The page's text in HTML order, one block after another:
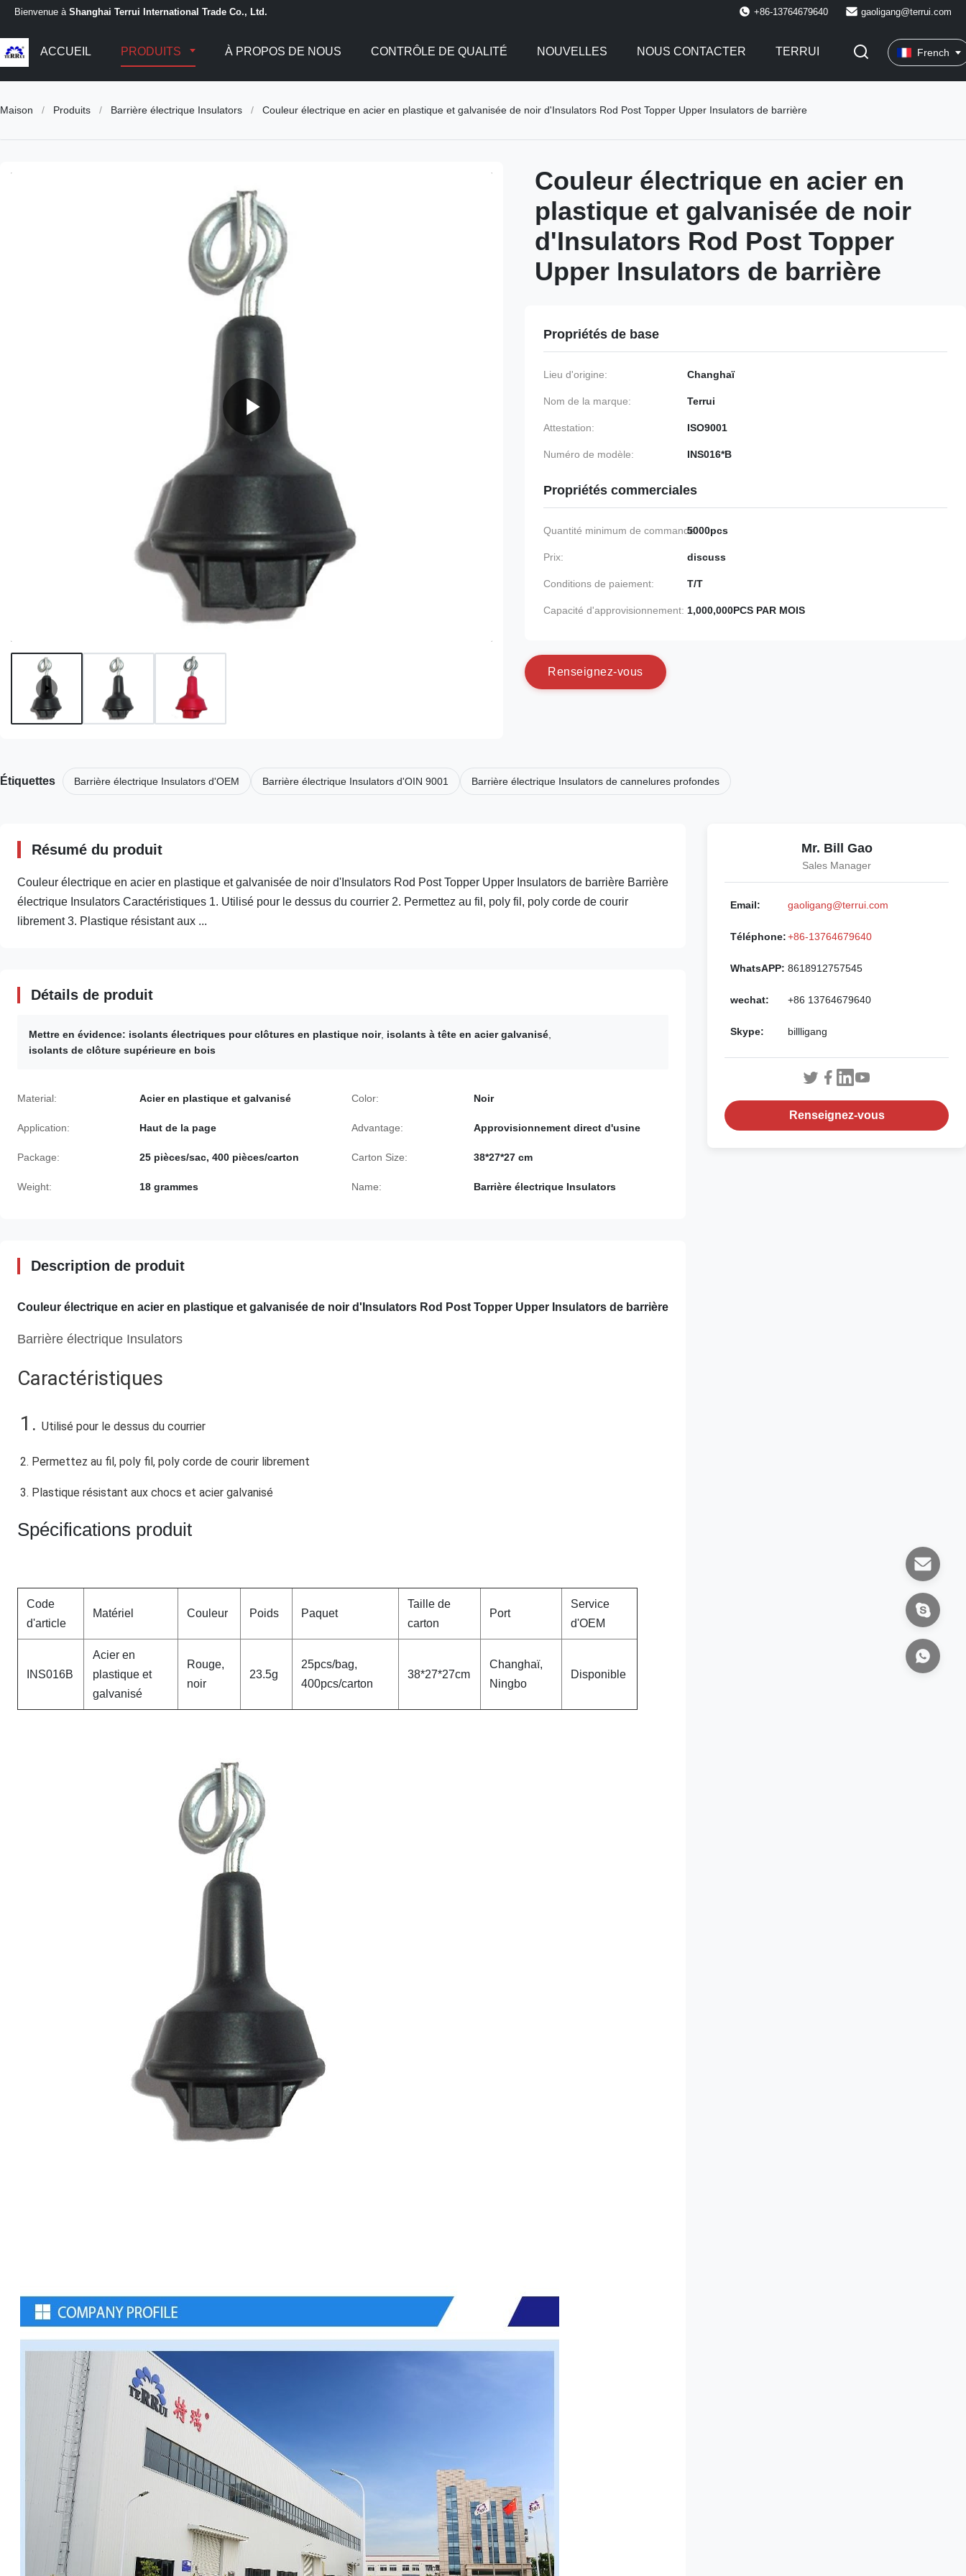
Bienvenue à Shanghai Terrui International Trade Co., Ltd. +86-13764679640 gaoligang@terrui.com
ACCUEIL PRODUITS À PROPOS DE NOUS CONTRÔLE DE QUALITÉ NOUVELLES NOUS CONTACTER TERRUI French
Maison / Produits / Barrière électrique Insulators / Couleur électrique en acier en plastique et galvanisée de noir d'Insulators Rod Post Topper Upper Insulators de barrière
Couleur électrique en acier en
plastique et galvanisée de noir
d'Insulators Rod Post Topper
Upper Insulators de barrière
Propriétés de base
Lieu d'origine: Changhaï
Nom de la marque: Terrui
Attestation: ISO9001
Numéro de modèle: INS016*B
Propriétés commerciales
Quantité minimum de commande:5000pcs
Prix: discuss
Conditions de paiement: T/T
Capacité d'approvisionnement: 1,000,000PCS PAR MOIS
Renseignez-vous
Étiquettes Barrière électrique Insulators d'OEM Barrière électrique Insulators d'OIN 9001 Barrière électrique Insulators de cannelures profondes
Résumé du produit
Couleur électrique en acier en plastique et galvanisée de noir d'Insulators Rod Post Topper Upper Insulators de barrière Barrière
électrique Insulators Caractéristiques 1. Utilisé pour le dessus du courrier 2. Permettez au fil, poly fil, poly corde de courir
librement 3. Plastique résistant aux ...
Détails de produit
Mettre en évidence: isolants électriques pour clôtures en plastique noir, isolants à tête en acier galvanisé
isolants de clôture supérieure en bois
Material: Acier en plastique et galvanisé Color: Noir
Application: Haut de la page Advantage: Approvisionnement direct d'usine
Package: 25 pièces/sac, 400 pièces/carton Carton Size: 38*27*27 cm
Weight: 18 grammes Name: Barrière électrique Insulators
Description de produit
Couleur électrique en acier en plastique et galvanisée de noir d'Insulators Rod Post Topper Upper Insulators de barrière
Barrière électrique Insulators
Caractéristiques
1. Utilisé pour le dessus du courrier
2. Permettez au fil, poly fil, poly corde de courir librement
3. Plastique résistant aux chocs et acier galvanisé
Spécifications produit
Code
d'article
Matériel Couleur Poids Paquet
Taille de
carton
Port
Service
d'OEM
INS016B
Acier en
plastique et
galvanisé
Rouge,
noir
23.5g
25pcs/bag,
400pcs/carton
38*27*27cm
Changhaï,
Ningbo
Disponible
Mr. Bill Gao
Sales Manager
Email: gaoligang@terrui.com
Téléphone:+86-13764679640
WhatsAPP: 8618912757545
wechat: +86 13764679640
Skype: billligang
Renseignez-vous